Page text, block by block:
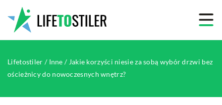
Lifetostiler / Inne / Jakie korzyści niesie za sobą wybór drzwi bez
ościeżnicy do nowoczesnych wnętrz?